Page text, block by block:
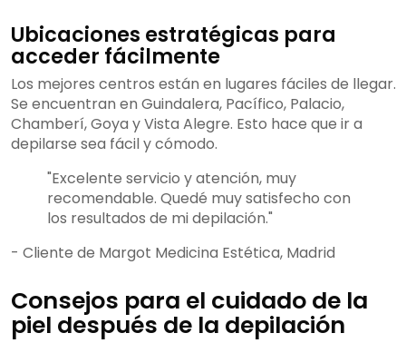
Ubicaciones estratégicas para
acceder fácilmente
Los mejores centros están en lugares fáciles de llegar.
Se encuentran en Guindalera, Pacífico, Palacio,
Chamberí, Goya y Vista Alegre. Esto hace que ir a
depilarse sea fácil y cómodo.
"Excelente servicio y atención, muy
recomendable. Quedé muy satisfecho con
los resultados de mi depilación."
- Cliente de Margot Medicina Estética, Madrid
Consejos para el cuidado de la
piel después de la depilación